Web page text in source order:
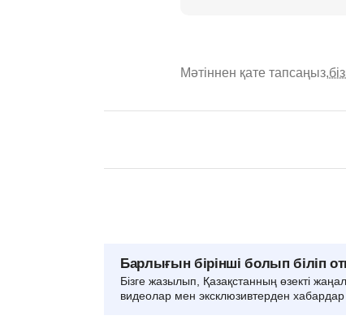
Мәтіннен қате тапсаңыз,
Барлығын бірінші болып біліп
Бізге жазылып, Қазақстанның өзекті
видеолар мен эксклюзивтерден